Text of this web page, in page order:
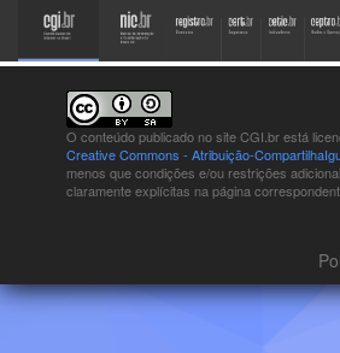
O conteúdo publicado no site CGI.br está
Creative Commons - Atribuição-
menos que condições e/ou restrições
claramente explícitas na página